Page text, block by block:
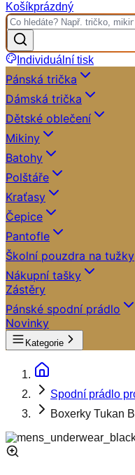
Košíkprázdný
Individuální tisk
Pánská trička
Dámská trička
Dětské oblečení
Mikiny
Batohy
Polštáře
Kraťasy
Čepice
Pantofle
Školní pouzdra na tužky
Nákupní tašky
Zástěry
Pánské spodní prádlo
Novinky
Kategorie
Spodní prádlo
Boxerky Tukan